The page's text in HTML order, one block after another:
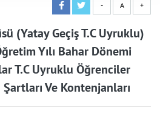
- A +
(Yatay Geçiş T.C Uyruklu)
Yılı Bahar Dönemi
T.C Uyruklu Öğrenciler
Ve Kontenjanları